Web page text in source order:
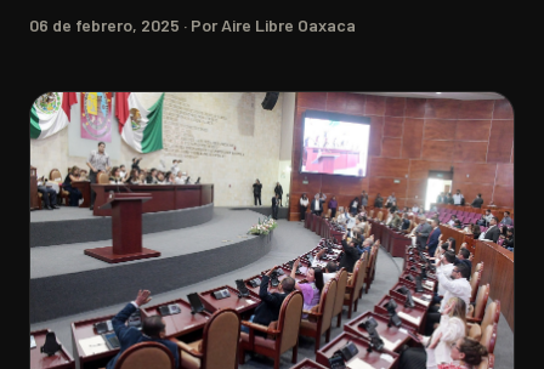
06 de febrero, 2025 · Por Aire Libre Oaxaca